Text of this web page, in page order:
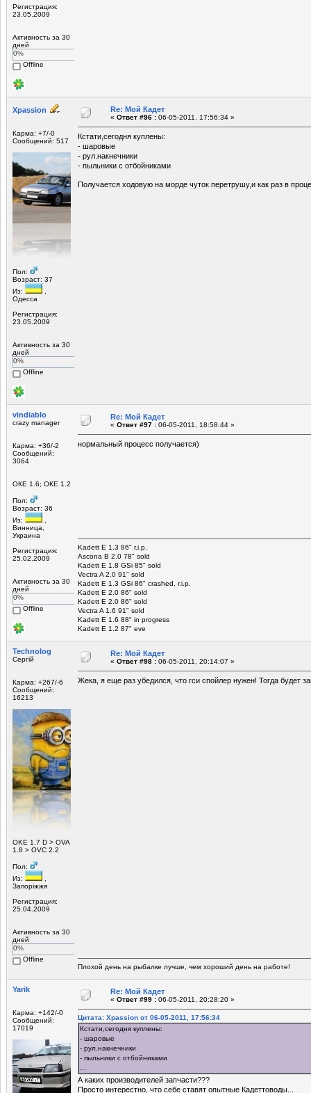
Регистрация:
23.05.2009
Активность за 30
дней
0%
Offline
Xpassion
Карма: +7/-0
Сообщений: 517
Пол:
Возраст: 37
Из:
Одесса
Регистрация:
23.05.2009
Активность за 30
дней
0%
Offline
Re: Мой Кадет
« Ответ #96 : 06-05-2011, 17:56:34 »
Кстати,сегодня куплены:
- шаровые
- рул.накнечники
- пыльники с отбойниками
Получается ходовую на морде чуток перетрушу,и как раз в
vindiablo
crazy manager
Карма: +36/-2
Сообщений:
3064
ОКЕ 1.6; ОКЕ 1.2
Пол:
Возраст: 36
Из:
Винница,
Украина
Регистрация:
25.02.2009
Активность за 30
дней
0%
Offline
Re: Мой Кадет
« Ответ #97 : 06-05-2011, 18:58:44 »
нормальный процесс получается)
Kadett E 1.3 86" r.i.p.
Ascona B 2.0 78" sold
Kadett E 1.8 GSi 85" sold
Vectra A 2.0 91" sold
Kadett E 1.3 GSi 86" crashed, r.i.p.
Kadett E 2.0 86" sold
Kadett E 2.0 86" sold
Vectra A 1.6 91" sold
Kadett E 1.6 88" in progress
Kadett E 1.2 87" eve
Technolog
Сергій
Карма: +267/-6
Сообщений:
16213
ОKE 1.7 D > OVA
1.8 > OVC 2.2
Пол:
Из:
Запоріжжя
Регистрация:
25.04.2009
Активность за 30
дней
0%
Offline
Re: Мой Кадет
« Ответ #98 : 06-05-2011, 20:14:07 »
Жека, я еще раз убедился, что гси спойлер нужен! Тогда будет
Плохой день на рыбалке лучше, чем хороший день на работе!
Yarik
Карма: +142/-0
Сообщений:
17019
Re: Мой Кадет
« Ответ #99 : 06-05-2011, 20:28:20 »
Цитата: Xpassion от 06-05-2011, 17:56:34
Кстати,сегодня куплены:
- шаровые
- рул.накнечники
- пыльники с отбойниками
А каких производителей запчасти???
Просто интерестно, что себе ставят опытные Кадеттоводы...